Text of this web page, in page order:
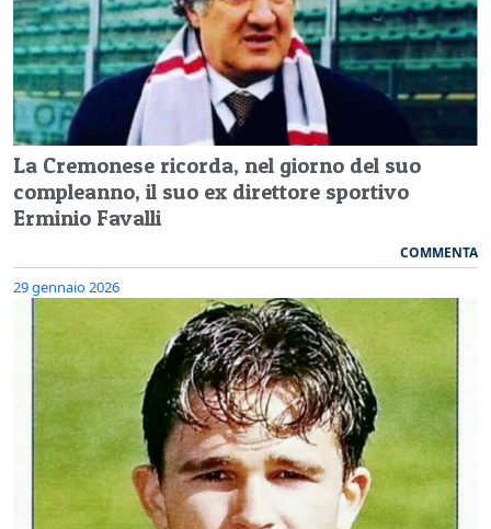
La Cremonese ricorda, nel giorno del suo
compleanno, il suo ex direttore sportivo
Erminio Favalli
COMMENTA
29 gennaio 2026